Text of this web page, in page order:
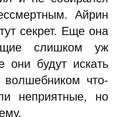
Айрин
секрет. Еще она
слишком уж
они будут искать
что-
неприятные, но